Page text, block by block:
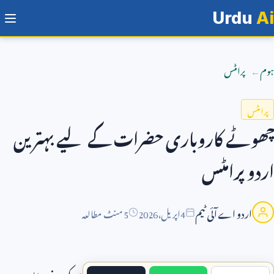
Urdu Ai
ہوم پرامٹس
پرامٹس
چھوٹے کاروباری حضرات کے لیے بہترین
اردو پرامٹس
اردو اے آئی ٹیم 4اپریل،2026 5 منٹ مطالعہ